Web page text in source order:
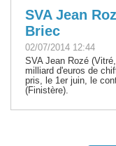
SVA Jean
Briec
02/07/2014 12:44
SVA Jean Rozé
milliard d'euros de
pris, le 1er juin, le
(Finistère).